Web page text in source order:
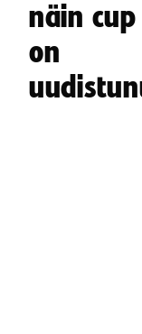
näin cup
on